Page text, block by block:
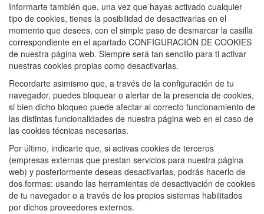
Informarte también que, una vez que hayas activado cualquier
tipo de cookies, tienes la posibilidad de desactivarlas en el
momento que desees, con el simple paso de desmarcar la casilla
correspondiente en el apartado CONFIGURACIÓN DE COOKIES
de nuestra página web. Siempre será tan sencillo para ti activar
nuestras cookies propias como desactivarlas.
Recordarte asimismo que, a través de la configuración de tu
navegador, puedes bloquear o alertar de la presencia de cookies,
si bien dicho bloqueo puede afectar al correcto funcionamiento de
las distintas funcionalidades de nuestra página web en el caso de
las cookies técnicas necesarias.
Por último, indicarte que, si activas cookies de terceros
(empresas externas que prestan servicios para nuestra página
web) y posteriormente deseas desactivarlas, podrás hacerlo de
dos formas: usando las herramientas de desactivación de cookies
de tu navegador o a través de los propios sistemas habilitados
por dichos proveedores externos.